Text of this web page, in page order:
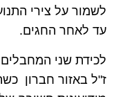
לשמור על צירי
עד לאחר החגים.
לכידת שני
ז"ל באזור חברון